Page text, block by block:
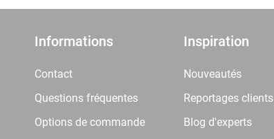
Informations
Contact
Questions fréquentes
Options de commande
Inspiration
Nouveautés
Reportages clients
Blog d'experts